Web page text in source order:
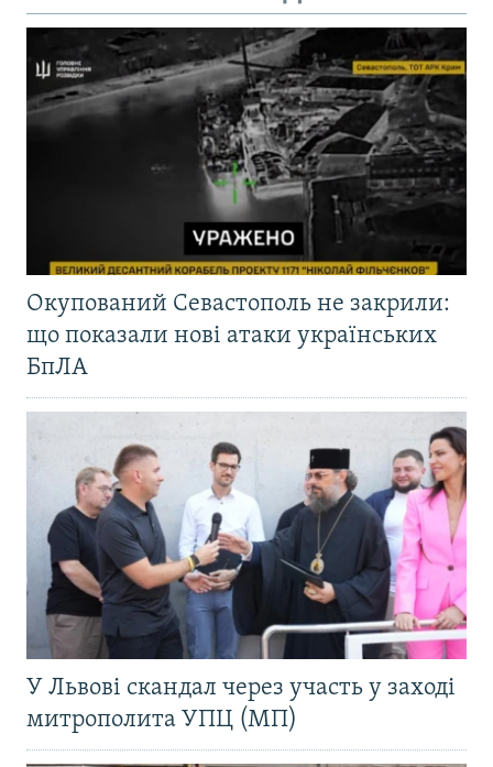
Окупований Севастополь не закрили:
що показали нові атаки українських
БпЛА
У Львові скандал через участь у заході
митрополита УПЦ (МП)